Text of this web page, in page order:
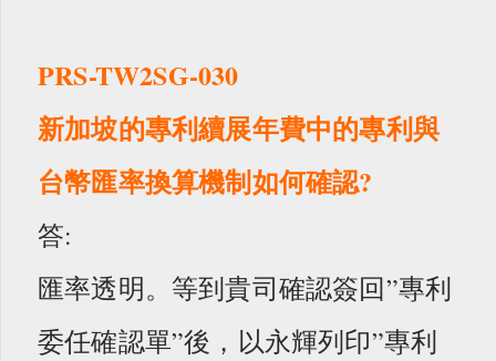
PRS-TW2SG-030
新加坡的專利續展年費中的專利與
台幣匯率換算機制如何確認?
答:
匯率透明。等到貴司確認簽回”專利
委任確認單”後，以永輝列印”專利